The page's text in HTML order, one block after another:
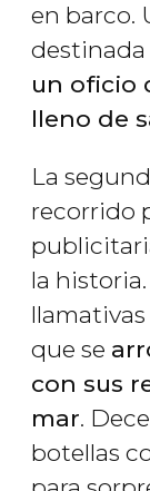
en barco.
destinada
un oficio
lleno de
La
recorrido
la
llamativas
que se
con sus
mar.
botellas